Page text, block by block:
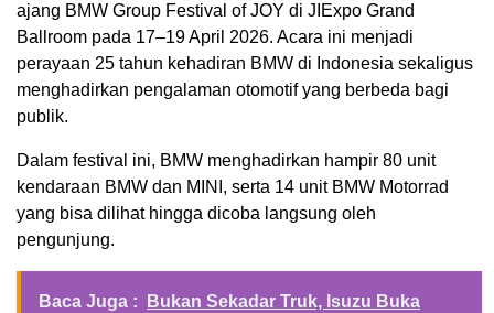
ajang BMW Group Festival of JOY di JIExpo Grand
Ballroom pada 17–19 April 2026. Acara ini menjadi
perayaan 25 tahun kehadiran BMW di Indonesia sekaligus
menghadirkan pengalaman otomotif yang berbeda bagi
publik.
Dalam festival ini, BMW menghadirkan hampir 80 unit
kendaraan BMW dan MINI, serta 14 unit BMW Motorrad
yang bisa dilihat hingga dicoba langsung oleh
pengunjung.
Baca Juga :
Bukan Sekadar Truk, Isuzu Buka